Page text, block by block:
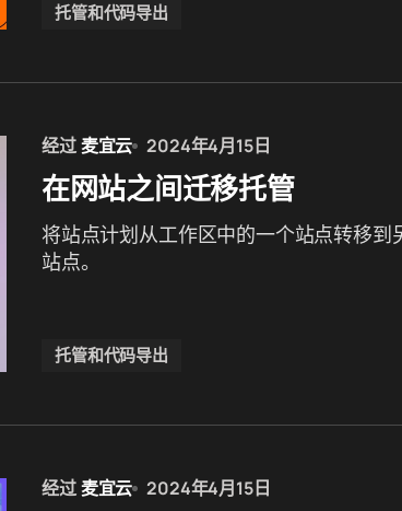
托管和代码导出
经过麦宜云 2024年4月15日
在网站之间迁移托管
将站点计划从工作区中的一个站点转移到
站点。
托管和代码导出
经过麦宜云 2024年4月15日